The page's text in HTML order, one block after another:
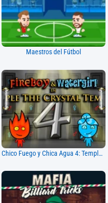
Maestros del Fútbol
Chico Fuego y Chica Agua 4: Templo de Cristal